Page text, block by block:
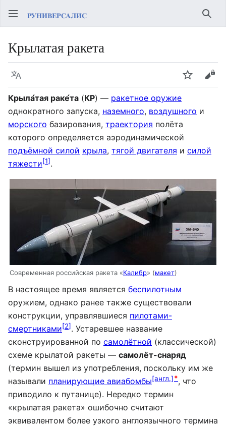
Крылатая ракета
Язык Следить
Крыла́тая раке́та (КР) — ракетное оружие
однократного запуска, наземного, воздушного и
морского базирования, траектория полёта
которого определяется аэродинамической
подъёмной силой крыла, тягой двигателя и силой
тяжести[1].
Современная российская ракета «Калибр» (макет)
В настоящее время является беспилотным
оружием, однако ранее также существовали
конструкции, управлявшиеся пилотами-
смертниками[2]. Устаревшее название
сконструированной по самолётной (классической)
схеме крылатой ракеты — самолёт-снаряд
(термин вышел из употребления, поскольку им же
называли планирующие авиабомбы[англ.]*, что
приводило к путанице). Нередко термин
«крылатая ракета» ошибочно считают
эквивалентом более узкого англоязычного термина